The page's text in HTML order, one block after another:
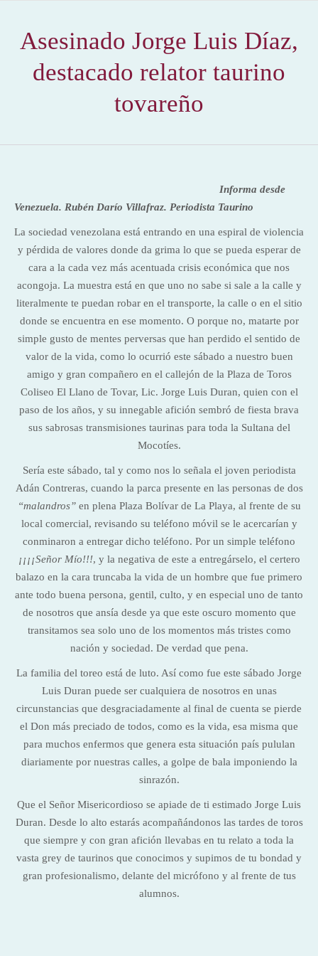
Asesinado Jorge Luis Díaz,
destacado relator taurino
tovareño
Informa desde
Venezuela. Rubén Darío Villafraz. Periodista Taurino
La sociedad venezolana está entrando en una espiral de violencia
y pérdida de valores donde da grima lo que se pueda esperar de
cara a la cada vez más acentuada crisis económica que nos
acongoja. La muestra está en que uno no sabe si sale a la calle y
literalmente te puedan robar en el transporte, la calle o en el sitio
donde se encuentra en ese momento. O porque no, matarte por
simple gusto de mentes perversas que han perdido el sentido de
valor de la vida, como lo ocurrió este sábado a nuestro buen
amigo y gran compañero en el callejón de la Plaza de Toros
Coliseo El Llano de Tovar, Lic. Jorge Luis Duran, quien con el
paso de los años, y su innegable afición sembró de fiesta brava
sus sabrosas transmisiones taurinas para toda la Sultana del
Mocotíes.
Sería este sábado, tal y como nos lo señala el joven periodista
Adán Contreras, cuando la parca presente en las personas de dos
“malandros”en plena Plaza Bolívar de La Playa, al frente de su
local comercial, revisando su teléfono móvil se le acercarían y
conminaron a entregar dicho teléfono. Por un simple teléfono
¡¡¡¡Señor Mío!!!, y la negativa de este a entregárselo, el certero
balazo en la cara truncaba la vida de un hombre que fue primero
ante todo buena persona, gentil, culto, y en especial uno de tanto
de nosotros que ansía desde ya que este oscuro momento que
transitamos sea solo uno de los momentos más tristes como
nación y sociedad. De verdad que pena.
La familia del toreo está de luto. Así como fue este sábado Jorge
Luis Duran puede ser cualquiera de nosotros en unas
circunstancias que desgraciadamente al final de cuenta se pierde
el Don más preciado de todos, como es la vida, esa misma que
para muchos enfermos que genera esta situación país pululan
diariamente por nuestras calles, a golpe de bala imponiendo la
sinrazón.
Que el Señor Misericordioso se apiade de ti estimado Jorge Luis
Duran. Desde lo alto estarás acompañándonos las tardes de toros
que siempre y con gran afición llevabas en tu relato a toda la
vasta grey de taurinos que conocimos y supimos de tu bondad y
gran profesionalismo, delante del micrófono y al frente de tus
alumnos.